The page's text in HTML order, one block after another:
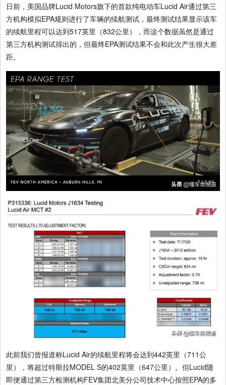
日前，美国品牌Lucid Motors旗下的首款纯电动车Lucid Air通过第三
方机构模拟EPA规则进行了车辆的续航测试，最终测试结果显示该车
的续航里程可以达到517英里（832公里），而这个数据虽然是通过
第三方机构测试得出的，但最终EPA测试结果不会和此次产生很大差
距。
此前我们曾报道称Lucid Air的续航里程将会达到442英里（711公
里），将超过特斯拉MODEL S的402英里（647公里）。但Lucid随
即便通过第三方检测机构FEV集团北美分公司技术中心按照EPA的多